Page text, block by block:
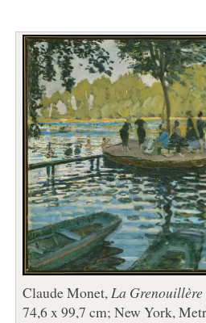
Claude Monet,La Grenouillère
74,6 x 99,7 cm; New York,